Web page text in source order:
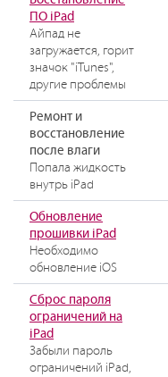
ПО iPad
Айпад не
загружается, горит
значок "iTunes",
другие проблемы
Ремонт и
восстановление
после влаги
Попала жидкость
внутрь iPad
Обновление
прошивки iPad
Необходимо
обновление iOS
Сброс пароля
ограничений на
iPad
Забыли пароль
ограничений iPad,